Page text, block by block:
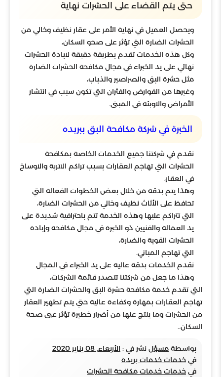
حتى يتم القضاء على الحشرات نهاية
ويحصل العميل في نهاية الأمر على عقار نظيف وخالي من
الحشرات الضارة التي تؤثر على صحو السكان،
وكل هذه الخدمات تقدم بطريقة دقيقة لابادة الحشرات
نهائي على يد الخبراء في مجال مكافحة الحشرات الضارة
مثل حشرة البق والصراصير والذباب،
وغيرها من القوارض والفئران التي تكون سبب في انتشار
الأمراض والاوبئة في المبنى.
الخبرة في شركة مكافحة البق ببريده
نقدم في شركتنا جميع الخدمات الخاصة بمكافحة
الحشرات التي تهاجم العقارات بسبب تراكم الاتربة والاوساخ
في العقار،
وهذا يتم بدقة من خلال بعض الخطوات الفعالة التي
تحافظ على الأثاث نظيف وخالي من الحشرات الضارة،
التي تتراكم عليها وهذه الخدمة تتم باحترافية شديدة على
يد العمالة والفنيين ذو الخبرة في مجال مكافحة وإبادة
الحشرات القوية والضارة،
التي تهاجم المباني.
نقدم الخدمات بدقة عالية على يد الخبراء في المجال
وهذا ما جعل من شركتنا تتصدر قائمة الشركات،
التي تقدم خدمة مكافحة حشرة البق والحشرات الضارة التي
تهاجم العقارات بمهارة وكفاءة عالية حتي يتم تطهير العقار
من الحشرات وما ينتج عنها من أضرار خطيرة تؤثر عبى صحة
السكان..
بواسطة مسؤل نشر في : الأربعاء, 08 يناير 2020
في خدمات خدمات بريدة
في خدمات خدمات مكافحة الحشرات